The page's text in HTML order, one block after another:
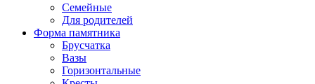
Семейные
Для родителей
Форма памятника
Брусчатка
Вазы
Горизонтальные